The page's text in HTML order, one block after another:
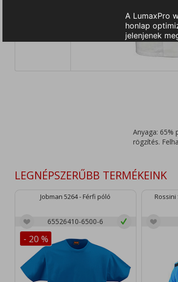
Anyaga: 65%
rögzítés.
LEGNÉPSZERŰBB TERMÉKEINK
Jobman 5264 - Férfi póló
65526410-6500-6
- 20 %
Rossini